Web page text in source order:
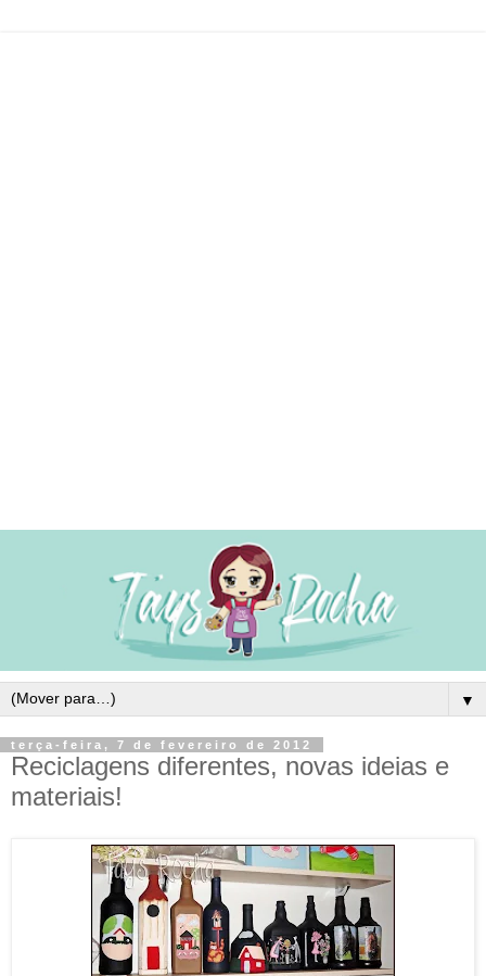
▼
terça-feira, 7 de fevereiro de 2012
Reciclagens diferentes, novas ideias e
materiais!